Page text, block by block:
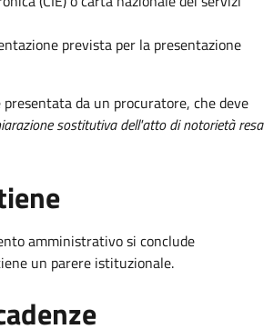
prevista per la presentazione
presentata da un procuratore, che deve
sostitutiva dell'atto di notorietà resa
amministrativo si conclude
un parere istituzionale.